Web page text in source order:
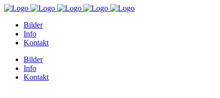
Bilder
Info
Kontakt
Bilder
Info
Kontakt